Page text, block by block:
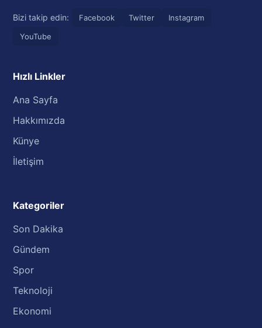
Bizi takip edin: Facebook Twitter
Instagram
YouTube
Hızlı Linkler
Ana Sayfa
Hakkımızda
Künye
İletişim
Kategoriler
Son Dakika
Gündem
Spor
Teknoloji
Ekonomi